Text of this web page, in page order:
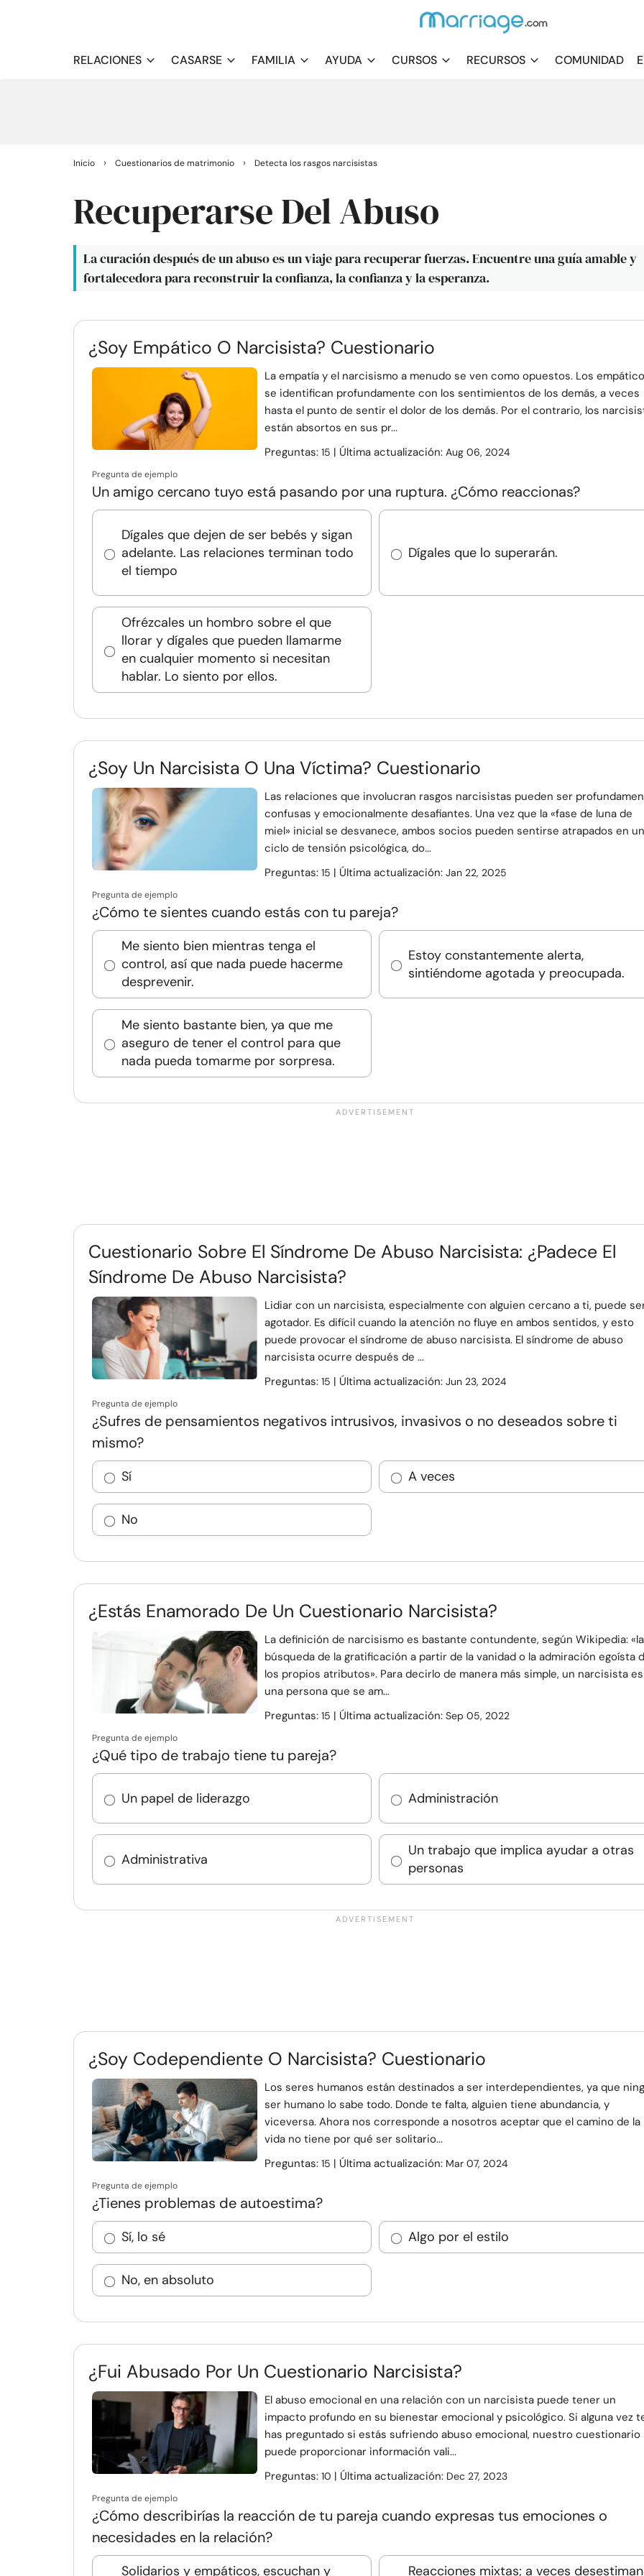
RELACIONES CASARSE FAMILIA AYUDA CURSOS RECURSOS COMUNIDAD
Inicio › Cuestionarios de matrimonio › Detecta los rasgos narcisistas
Recuperarse Del Abuso
La curación después de un abuso es un viaje para recuperar fuerzas. Encuentre una guía amable y
fortalecedora para reconstruir la confianza, la confianza y la esperanza.
¿Soy Empático O Narcisista? Cuestionario
La empatía y el narcisismo a menudo se ven como opuestos. Los
se identifican profundamente con los sentimientos de los demás, a veces
hasta el punto de sentir el dolor de los demás. Por el contrario, los
están absortos en sus pr...
Preguntas: 15 | Última actualización: Aug 06, 2024
Pregunta de ejemplo
Un amigo cercano tuyo está pasando por una ruptura. ¿Cómo reaccionas?
Dígales que dejen de ser bebés y sigan
adelante. Las relaciones terminan todo
el tiempo
Dígales que lo superarán.
Ofrézcales un hombro sobre el que
llorar y dígales que pueden llamarme
en cualquier momento si necesitan
hablar. Lo siento por ellos.
¿Soy Un Narcisista O Una Víctima? Cuestionario
Las relaciones que involucran rasgos narcisistas pueden ser
confusas y emocionalmente desafiantes. Una vez que la «fase de luna de
miel» inicial se desvanece, ambos socios pueden sentirse atrapados en un
ciclo de tensión psicológica, do...
Preguntas: 15 | Última actualización: Jan 22, 2025
Pregunta de ejemplo
¿Cómo te sientes cuando estás con tu pareja?
Me siento bien mientras tenga el
control, así que nada puede hacerme
desprevenir.
Estoy constantemente alerta,
sintiéndome agotada y preocupada.
Me siento bastante bien, ya que me
aseguro de tener el control para que
nada pueda tomarme por sorpresa.
Cuestionario Sobre El Síndrome De Abuso Narcisista: ¿padece El
Síndrome De Abuso Narcisista?
Lidiar con un narcisista, especialmente con alguien cercano a ti, puede
agotador. Es difícil cuando la atención no fluye en ambos sentidos, y esto
puede provocar el síndrome de abuso narcisista. El síndrome de abuso
narcisista ocurre después de ...
Preguntas: 15 | Última actualización: Jun 23, 2024
Pregunta de ejemplo
¿Sufres de pensamientos negativos intrusivos, invasivos o no deseados sobre ti
mismo?
Sí A veces
No
¿Estás Enamorado De Un Cuestionario Narcisista?
La definición de narcisismo es bastante contundente, según Wikipedia: «la
búsqueda de la gratificación a partir de la vanidad o la admiración egoísta
los propios atributos». Para decirlo de manera más simple, un narcisista es
una persona que se am...
Preguntas: 15 | Última actualización: Sep 05, 2022
Pregunta de ejemplo
¿Qué tipo de trabajo tiene tu pareja?
Un papel de liderazgo Administración
Administrativa
Un trabajo que implica ayudar a otras
personas
¿Soy Codependiente O Narcisista? Cuestionario
Los seres humanos están destinados a ser interdependientes, ya que
ser humano lo sabe todo. Donde te falta, alguien tiene abundancia, y
viceversa. Ahora nos corresponde a nosotros aceptar que el camino de la
vida no tiene por qué ser solitario...
Preguntas: 15 | Última actualización: Mar 07, 2024
Pregunta de ejemplo
¿Tienes problemas de autoestima?
Sí, lo sé Algo por el estilo
No, en absoluto
¿Fui Abusado Por Un Cuestionario Narcisista?
El abuso emocional en una relación con un narcisista puede tener un
impacto profundo en su bienestar emocional y psicológico. Si alguna vez
has preguntado si estás sufriendo abuso emocional, nuestro cuestionario
puede proporcionar información vali...
Preguntas: 10 | Última actualización: Dec 27, 2023
Pregunta de ejemplo
¿Cómo describirías la reacción de tu pareja cuando expresas tus emociones o
necesidades en la relación?
Solidarios y empáticos, escuchan y Reacciones mixtas; a veces desestiman